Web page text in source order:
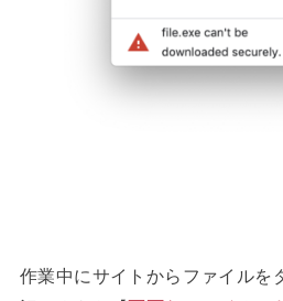
作業中にサイトからファイルを